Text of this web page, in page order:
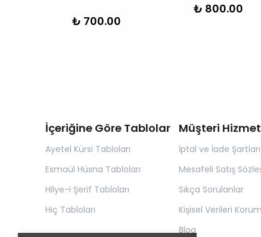
₺ 700.00
₺ 800.00
İçeriğine Göre Tablolar
Ayetel Kürsi Tabloları
Esmaül Hüsna Tabloları
Hilye-i Şerif Tabloları
Hiç Tabloları
Müşteri
İptal ve İade Şartları
Mesafeli Satış
Sıkça Sorulanlar
Kişisel Verileri
Blog